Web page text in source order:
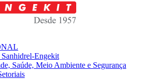
Sanhidrel-Engekit
Saúde, Meio Ambiente e Segurança